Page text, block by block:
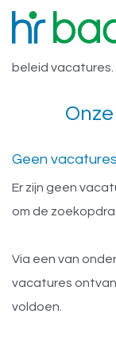
Hieronder vind je
beleid vacatures.
Geen
Er zijn geen
om de
Via een van
vacatures
voldoen.